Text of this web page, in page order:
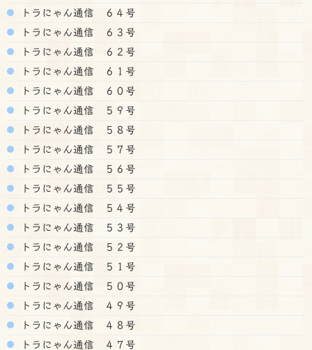
トラにゃん通信 ６４号
トラにゃん通信 ６３号
トラにゃん通信 ６２号
トラにゃん通信 ６１号
トラにゃん通信 ６０号
トラにゃん通信 ５９号
トラにゃん通信 ５８号
トラにゃん通信 ５７号
トラにゃん通信 ５６号
トラにゃん通信 ５５号
トラにゃん通信 ５４号
トラにゃん通信 ５３号
トラにゃん通信 ５２号
トラにゃん通信 ５１号
トラにゃん通信 ５０号
トラにゃん通信 ４９号
トラにゃん通信 ４８号
トラにゃん通信 ４７号